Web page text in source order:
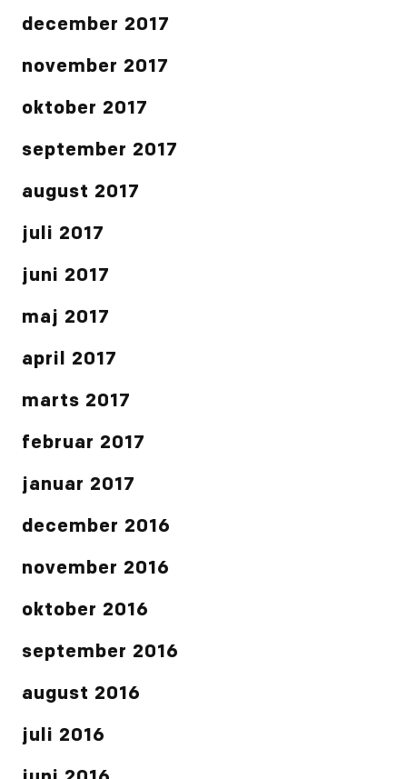
december 2017
november 2017
oktober 2017
september 2017
august 2017
juli 2017
juni 2017
maj 2017
april 2017
marts 2017
februar 2017
januar 2017
december 2016
november 2016
oktober 2016
september 2016
august 2016
juli 2016